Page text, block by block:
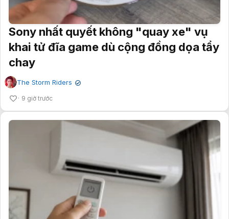
Sony nhất quyết không "quay xe" vụ
khai tử đĩa game dù cộng đồng dọa tẩy
chay
The Storm Riders ✔
9 giờ trước